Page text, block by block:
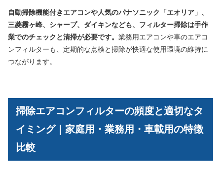
自動掃除機能付きエアコンや人気のパナソニック「エオリア」、
三菱霧ヶ峰、シャープ、ダイキンなども、フィルター掃除は手作
業でのチェックと清掃が必要です。 業務用エアコンや車のエアコ
ンフィルターも、定期的な点検と掃除が快適な使用環境の維持に
つながります。
掃除エアコンフィルターの頻度と適切なタ
イミング｜家庭用・業務用・車載用の特徴
比較